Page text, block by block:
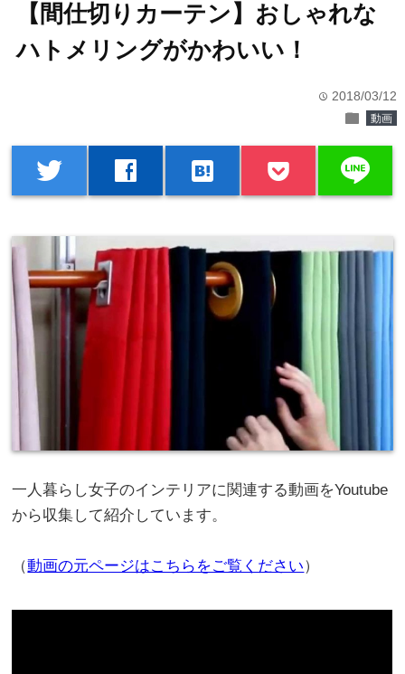
【間仕切りカーテン】おしゃれな
ハトメリングがかわいい！
time 2018/03/12
folder 動画
twitter facebook hatenabookmark line
一人暮らし女子のインテリアに関連する動画をYoutube
から収集して紹介しています。
（動画の元ページはこちらをご覧ください）